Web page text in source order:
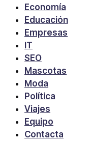
Economía
Educación
Empresas
IT
SEO
Mascotas
Moda
Política
Viajes
Equipo
Contacta